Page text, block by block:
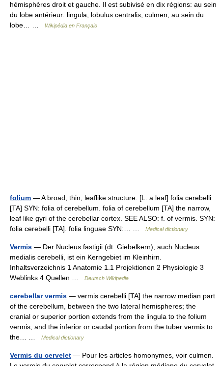
hémisphères droit et gauche. Il est subivisé en dix régions: au sein
du lobe antérieur: lingula, lobulus centralis, culmen; au sein du
lobe… …
Wikipédia en Français
folium — A broad, thin, leaflike structure. [L. a leaf] folia cerebelli
[TA] SYN: folia of cerebellum. folia of cerebellum [TA] the narrow,
leaf like gyri of the cerebellar cortex. SEE ALSO: f. of vermis. SYN:
folia cerebelli [TA]. folia linguae SYN:… …
Medical dictionary
Vermis — Der Nucleus fastigii (dt. Giebelkern), auch Nucleus
medialis cerebelli, ist ein Kerngebiet im Kleinhirn.
Inhaltsverzeichnis 1 Anatomie 1.1 Projektionen 2 Physiologie 3
Weblinks 4 Quellen …
Deutsch Wikipedia
cerebellar vermis — vermis cerebelli [TA] the narrow median part
of the cerebellum, between the two lateral hemispheres; the
cranial or superior portion extends from the lingula to the folium
vermis, and the inferior or caudal portion from the tuber vermis to
the… …
Medical dictionary
Vermis du cervelet — Pour les articles homonymes, voir culmen.